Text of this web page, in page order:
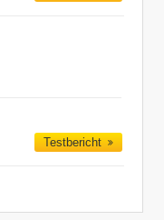
Testbericht